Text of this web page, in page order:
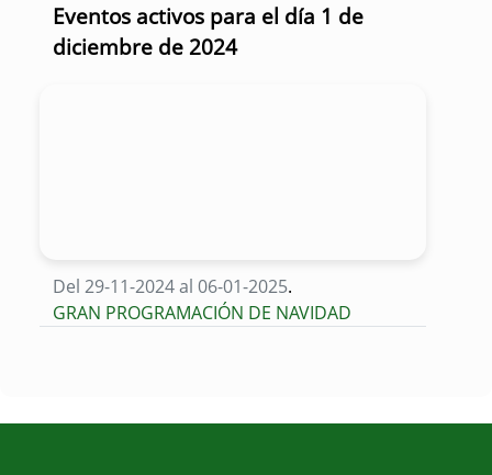
Eventos activos para el día 1 de
diciembre de 2024
Del 29-11-2024 al 06-01-2025.
GRAN PROGRAMACIÓN DE NAVIDAD